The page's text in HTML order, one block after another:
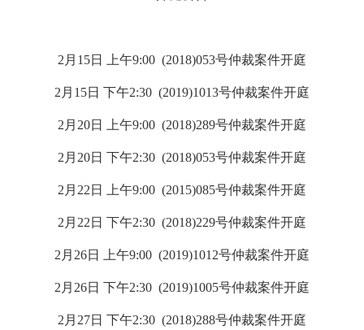
2月15日 上午9:00 (2018)053号仲裁案件开庭
2月15日 下午2:30 (2019)1013号仲裁案件开庭
2月20日 上午9:00 (2018)289号仲裁案件开庭
2月20日 下午2:30 (2018)053号仲裁案件开庭
2月22日 上午9:00 (2015)085号仲裁案件开庭
2月22日 下午2:30 (2018)229号仲裁案件开庭
2月26日 上午9:00 (2019)1012号仲裁案件开庭
2月26日 下午2:30 (2019)1005号仲裁案件开庭
2月27日 下午2:30 (2018)288号仲裁案件开庭